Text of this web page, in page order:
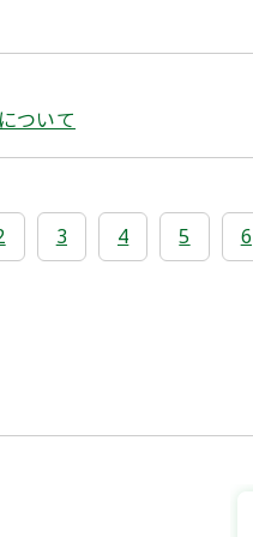
ついて
3 4 5 6